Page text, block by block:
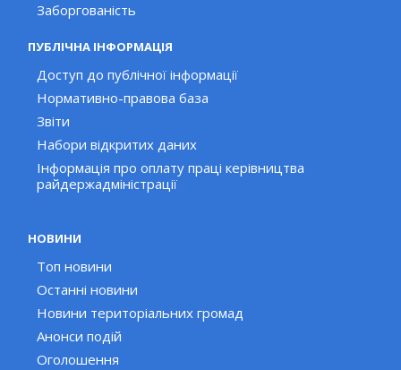
Заборгованість
ПУБЛІЧНА ІНФОРМАЦІЯ
Доступ до публічної інформації
Нормативно-правова база
Звіти
Набори відкритих даних
Інформація про оплату праці керівництва
райдержадміністрації
НОВИНИ
Топ новини
Останні новини
Новини територіальних громад
Анонси подій
Оголошення